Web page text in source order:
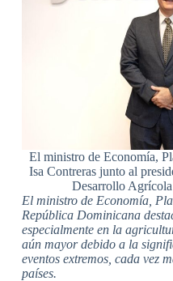
El ministro de Economía,
Isa Contreras junto al
Desarrollo
El ministro de Economía,
República Dominicana
especialmente en la
aún mayor debido a la
eventos extremos, cada vez
países.